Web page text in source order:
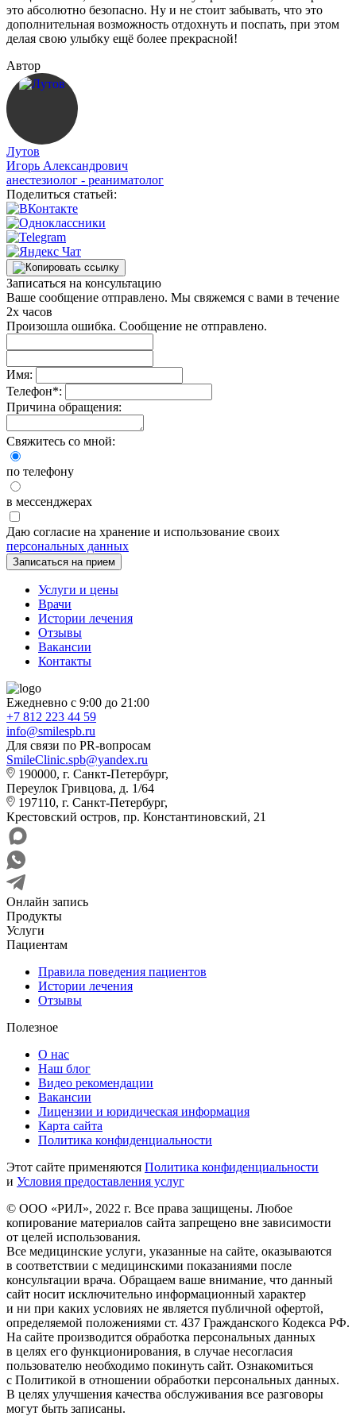
это абсолютно безопасно. Ну и не стоит забывать, что это
дополнительная возможность отдохнуть и поспать, при этом
делая свою улыбку ещё более прекрасной!
Автор
Лутов
Игорь Александрович
анестезиолог - реаниматолог
Поделиться статьей:
Записаться на консультацию
Ваше сообщение отправлено. Мы свяжемся с вами в течение
2х часов
Произошла ошибка. Сообщение не отправлено.
Имя:
Телефон*:
Причина обращения:
Свяжитесь со мной:
по телефону
в мессенджерах
Даю согласие на хранение и использование своих
персональных данных
Записаться на прием
Услуги и цены
Врачи
Истории лечения
Отзывы
Вакансии
Контакты
Ежедневно с 9:00 до 21:00
+7 812 223 44 59
info@smilespb.ru
Для связи по PR-вопросам
SmileClinic.spb@yandex.ru
190000, г. Санкт-Петербург,
Переулок Гривцова, д. 1/64
197110, г. Санкт-Петербург,
Крестовский остров, пр. Константиновский, 21
Онлайн запись
Продукты
Услуги
Пациентам
Правила поведения пациентов
Истории лечения
Отзывы
Полезное
О нас
Наш блог
Видео рекомендации
Вакансии
Лицензии и юридическая информация
Карта сайта
Политика конфиденциальности
Этот сайте применяются Политика конфиденциальности
и Условия предоставления услуг
© ООО «РИЛ», 2022 г. Все права защищены. Любое
копирование материалов сайта запрещено вне зависимости
от целей использования.
Все медицинские услуги, указанные на сайте, оказываются
в соответствии с медицинскими показаниями после
консультации врача. Обращаем ваше внимание, что данный
сайт носит исключительно информационный характер
и ни при каких условиях не является публичной офертой,
определяемой положениями ст. 437 Гражданского Кодекса РФ.
На сайте производится обработка персональных данных
в целях его функционирования, в случае несогласия
пользователю необходимо покинуть сайт. Ознакомиться
с Политикой в отношении обработки персональных данных.
В целях улучшения качества обслуживания все разговоры
могут быть записаны.